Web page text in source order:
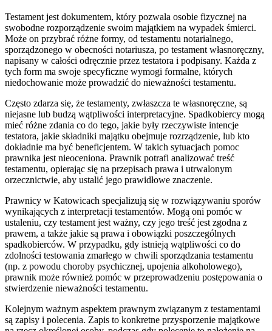
Testament jest dokumentem, który pozwala osobie fizycznej na
swobodne rozporządzenie swoim majątkiem na wypadek śmierci.
Może on przybrać różne formy, od testamentu notarialnego,
sporządzonego w obecności notariusza, po testament własnoręczny,
napisany w całości odręcznie przez testatora i podpisany. Każda z
tych form ma swoje specyficzne wymogi formalne, których
niedochowanie może prowadzić do nieważności testamentu.
Często zdarza się, że testamenty, zwłaszcza te własnoręczne, są
niejasne lub budzą wątpliwości interpretacyjne. Spadkobiercy mogą
mieć różne zdania co do tego, jakie były rzeczywiste intencje
testatora, jakie składniki majątku obejmuje rozrządzenie, lub kto
dokładnie ma być beneficjentem. W takich sytuacjach pomoc
prawnika jest nieoceniona. Prawnik potrafi analizować treść
testamentu, opierając się na przepisach prawa i utrwalonym
orzecznictwie, aby ustalić jego prawidłowe znaczenie.
Prawnicy w Katowicach specjalizują się w rozwiązywaniu sporów
wynikających z interpretacji testamentów. Mogą oni pomóc w
ustaleniu, czy testament jest ważny, czy jego treść jest zgodna z
prawem, a także jakie są prawa i obowiązki poszczególnych
spadkobierców. W przypadku, gdy istnieją wątpliwości co do
zdolności testowania zmarłego w chwili sporządzania testamentu
(np. z powodu choroby psychicznej, upojenia alkoholowego),
prawnik może również pomóc w przeprowadzeniu postępowania o
stwierdzenie nieważności testamentu.
Kolejnym ważnym aspektem prawnym związanym z testamentami
są zapisy i polecenia. Zapis to konkretne przysporzenie majątkowe